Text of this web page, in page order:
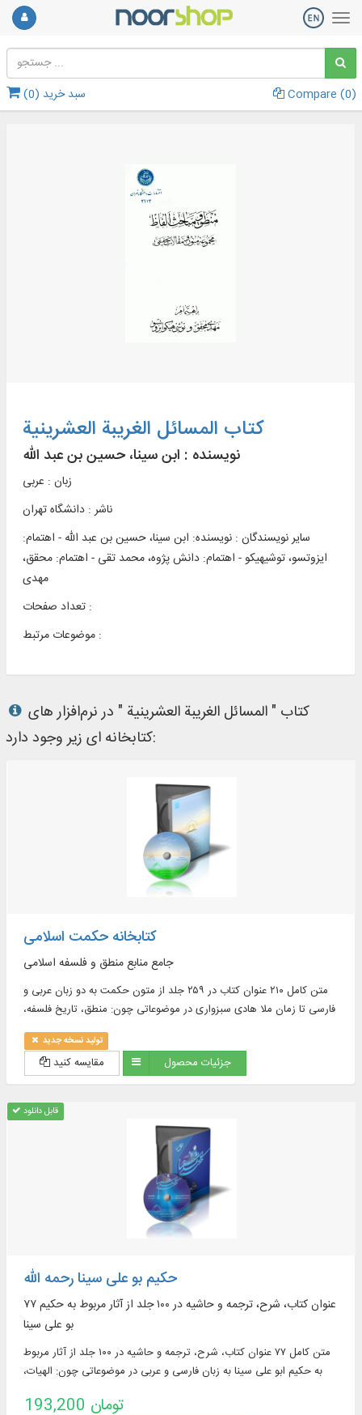
سبد خرید (0
) Compare (0)
کتاب المسائل الغریبة العشرینیة
نویسنده : ابن سینا، حسین بن عبد الله
زبان : عربی
ناشر : دانشگاه تهران
سایر نویسندگان : نویسنده: ابن سینا، حسین بن عبد الله - اهتمام:
ایزوتسو، توشیهیکو - اهتمام: دانش پژوه، محمد تقی - اهتمام: محقق،
مهدی
تعداد صفحات :
موضوعات مرتبط :
کتاب " المسائل الغریبة العشرینیة " در نرم‌افزار های
کتابخانه ای زیر وجود دارد:
کتابخانه حکمت اسلامی
جامع منابع منطق و فلسفه اسلامی
متن کامل ۲۱۰ عنوان کتاب در ۲۵۹ جلد از متون حکمت به دو زبان عربی و
فارسی تا زمان ملا هادی سبزواری در موضوعاتی چون: منطق، تاریخ فلسفه،
تولید نسخه جدید
مقایسه کنید جزئیات محصول
قابل دانلود
حکیم بو علی سینا رحمه الله
۷۷ عنوان کتاب، شرح، ترجمه و حاشیه در ۱۰۰ جلد از آثار مربوط به حکیم
بو علی سینا
متن کامل ۷۷ عنوان کتاب، شرح، ترجمه و حاشیه در ۱۰۰ جلد از آثار مربوط
به حکیم ابو علی سینا به زبان فارسی و عربی در موضوعاتی چون: الهیات،
193,200 تومان